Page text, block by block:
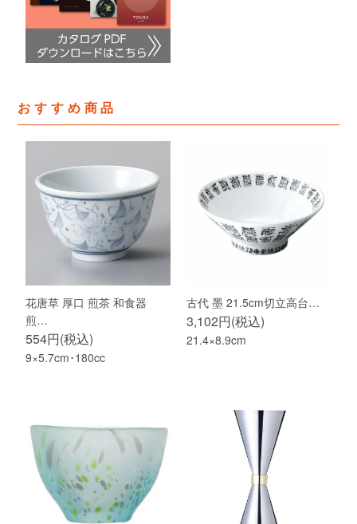
おすすめ商品
花唐草 厚口 煎茶 和食器
煎…
554円(税込)
9×5.7cm･180cc
古代 墨 21.5cm切立高台…
3,102円(税込)
21.4×8.9cm